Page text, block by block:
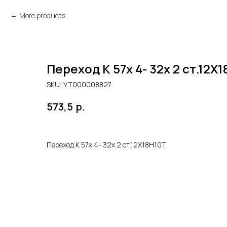
More products
Переход К 57х 4- 32х 2
SKU: УТ000008827
573,5 р.
Переход К 57х 4- 32х 2 ст.12Х18Н10Т